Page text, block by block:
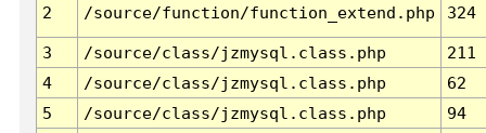
2 /source/function/function_extend.php 324
3 /source/class/jzmysql.class.php
211
4
/source/class/jzmysql.class.php
62
5
/source/class/jzmysql.class.php
94